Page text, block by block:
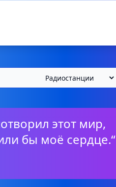
этот мир,
бы моё сердце.“